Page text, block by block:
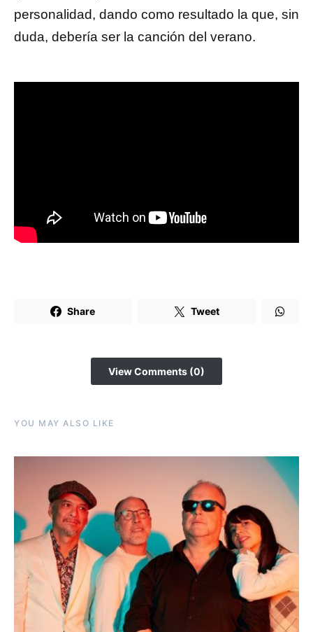
personalidad, dando como resultado la que, sin
duda, debería ser la canción del verano.
Share Tweet
View Comments (0)
YOU MAY ALSO LIKE